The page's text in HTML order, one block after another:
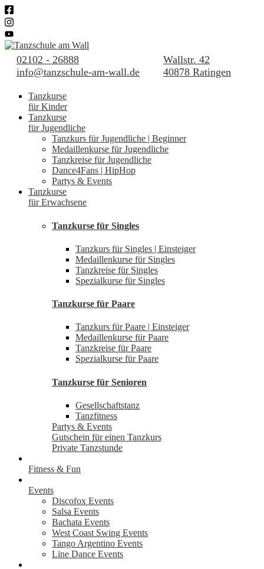
02102 - 26888
info@tanzschule-am-wall.de
Wallstr. 42
40878 Ratingen
Tanzkurse
für Kinder
Tanzkurse
für Jugendliche
Tanzkurs für Jugendliche | Beginner
Medaillenkurse für Jugendliche
Tanzkreise für Jugendliche
Dance4Fans | HipHop
Partys & Events
Tanzkurse
für Erwachsene
Tanzkurse für Singles
Tanzkurs für Singles | Einsteiger
Medaillenkurse für Singles
Tanzkreise für Singles
Spezialkurse für Singles
Tanzkurse für Paare
Tanzkurs für Paare | Einsteiger
Medaillenkurse für Paare
Tanzkreise für Paare
Spezialkurse für Paare
Tanzkurse für Senioren
Gesellschaftstanz
Tanzfitness
Partys & Events
Gutschein für einen Tanzkurs
Private Tanzstunde
Fitness & Fun
Events
Discofox Events
Salsa Events
Bachata Events
West Coast Swing Events
Tango Argentino Events
Line Dance Events